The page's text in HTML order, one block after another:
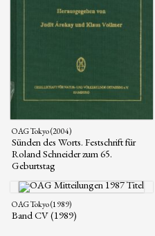
OAG Tokyo (2004)
Sünden des Worts. Festschrift für
Roland Schneider zum 65.
Geburtstag
OAG Tokyo (1989)
Band CV (1989)